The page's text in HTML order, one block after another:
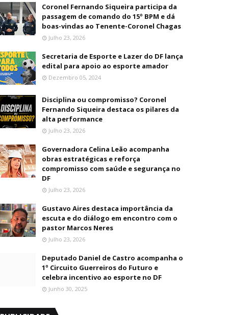
Coronel Fernando Siqueira participa da
passagem de comando do 15º BPM e dá
boas-vindas ao Tenente-Coronel Chagas
Julho 23, 2026
Secretaria de Esporte e Lazer do DF lança
edital para apoio ao esporte amador
Dezembro 05, 2024
Disciplina ou compromisso? Coronel
Fernando Siqueira destaca os pilares da
alta performance
Julho 23, 2026
Governadora Celina Leão acompanha
obras estratégicas e reforça
compromisso com saúde e segurança no
DF
Julho 23, 2026
Gustavo Aires destaca importância da
escuta e do diálogo em encontro com o
pastor Marcos Neres
Julho 23, 2026
Deputado Daniel de Castro acompanha o
1º Circuito Guerreiros do Futuro e
celebra incentivo ao esporte no DF
Junho 30, 2025